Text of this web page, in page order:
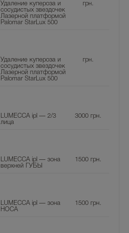
Удаление купероза и
сосудистых звездочек
Лазерной платформой
Palomar StarLux 500
грн.
Удаление купероза и
сосудистых звездочек
Лазерной платформой
Palomar StarLux 500
грн.
LUMECCA ipl — 2/3
лица
3000 грн.
LUMECCA ipl — зона
верхней ГУБЫ
1500 грн.
LUMECCA ipl — зона
НОСА
1500 грн.